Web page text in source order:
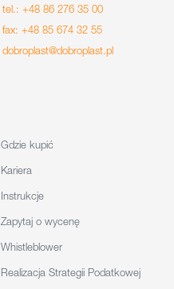
tel.: +48 86 276 35 00
fax: +48 85 674 32 55
dobroplast@dobroplast.pl
Gdzie kupić
Kariera
Instrukcje
Zapytaj o wycenę
Whistleblower
Realizacja Strategii Podatkowej